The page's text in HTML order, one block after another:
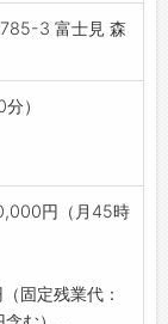
書類作成、書類
いたします。
5名。パート3
ち着いた雰囲
3 富士見 森
）
円（月45時
固定残業代：